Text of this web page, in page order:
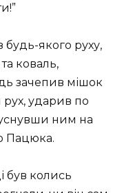
будь-якого руху,
коваль,
зачепив мішок
ударив по
ним на
Пацюка.
був колись